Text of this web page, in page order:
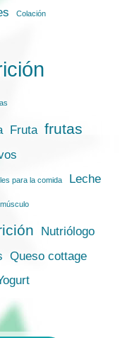
Colación
Fruta frutas
para la comida
Leche
músculo
Nutriólogo
Queso cottage